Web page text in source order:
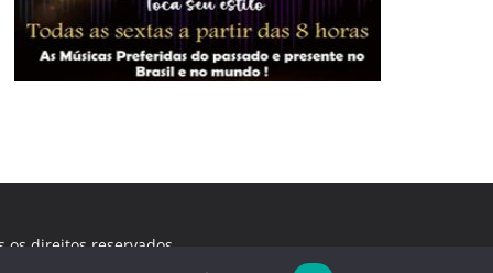
os direitos reservados.